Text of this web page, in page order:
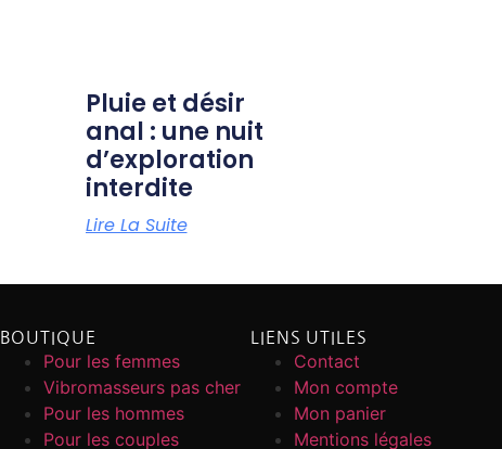
Pluie et désir
anal : une nuit
d’exploration
interdite
Lire La Suite
BOUTIQUE
Pour les femmes
Vibromasseurs pas cher
Pour les hommes
Pour les couples
LIENS UTILES
Contact
Mon compte
Mon panier
Mentions légales